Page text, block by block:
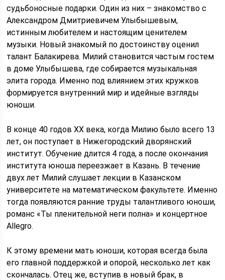
судьбоносные подарки. Один из них – знакомство с
Александром Дмитриевичем Улыбышевым,
истинным любителем и настоящим ценителем
музыки. Новый знакомый по достоинству оценил
талант Балакирева. Милий становится частым гостем
в доме Улыбышева, где собирается музыкальная
элита города. Именно под влиянием этих кружков
формируется внутренний мир и идейные взгляды
юноши.
В конце 40 годов XX века, когда Милию было всего 13
лет, он поступает в Нижегородский дворянский
институт. Обучение длится 4 года, а после окончания
института юноша переезжает в Казань. В течение
двух лет Милий слушает лекции в Казанском
университете на математическом факультете. Именно
тогда появляются ранние труды талантливого юноши,
романс «Ты пленительной неги полна» и концертное
Allegro.
К этому времени мать юноши, которая всегда была
его главной поддержкой и опорой, несколько лет как
скончалась. Отец же, вступив в новый брак, в